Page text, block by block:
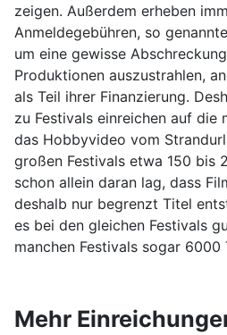
zeigen. Außerdem erheben
Anmeldegebühren, so
um eine gewisse
Produktionen auszustrahlen,
als Teil ihrer Finanzierung.
zu Festivals einreichen auf die
das Hobbyvideo vom
großen Festivals etwa 150 bis
schon allein daran lag, dass
deshalb nur begrenzt Titel
es bei den gleichen Festivals
manchen Festivals sogar 6000
Mehr